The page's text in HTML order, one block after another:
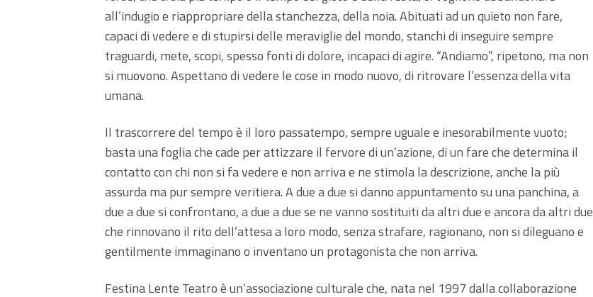
all’indugio e riappropriare della stanchezza, della noia. Abituati ad un quieto non fare,
capaci di vedere e di stupirsi delle meraviglie del mondo, stanchi di inseguire sempre
traguardi, mete, scopi, spesso fonti di dolore, incapaci di agire. “Andiamo”, ripetono, ma non
si muovono. Aspettano di vedere le cose in modo nuovo, di ritrovare l’essenza della vita
umana.
Il trascorrere del tempo è il loro passatempo, sempre uguale e inesorabilmente vuoto;
basta una foglia che cade per attizzare il fervore di un’azione, di un fare che determina il
contatto con chi non si fa vedere e non arriva e ne stimola la descrizione, anche la più
assurda ma pur sempre veritiera. A due a due si danno appuntamento su una panchina, a
due a due si confrontano, a due a due se ne vanno sostituiti da altri due e ancora da altri due
che rinnovano il rito dell’attesa a loro modo, senza strafare, ragionano, non si dileguano e
gentilmente immaginano o inventano un protagonista che non arriva.
Festina Lente Teatro è un’associazione culturale che, nata nel 1997 dalla collaborazione